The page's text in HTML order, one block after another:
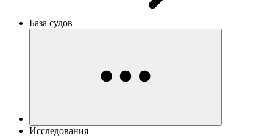
База судов
Исследования